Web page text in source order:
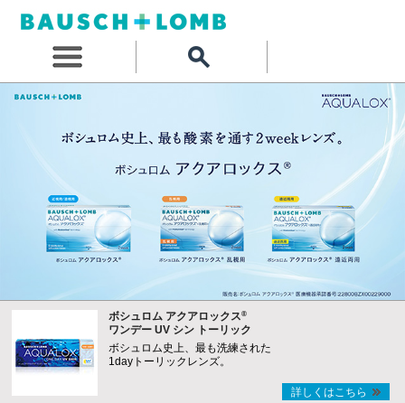
ボシュロム アクアロックス®
ワンデー UV シン トーリック
ボシュロム史上、最も洗練された
1dayトーリックレンズ。
詳しくはこちら